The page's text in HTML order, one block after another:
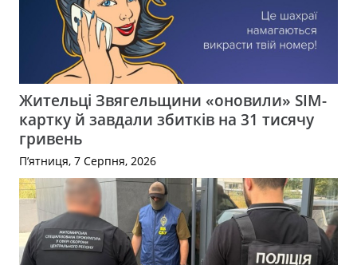
Жительці Звягельщини «оновили» SIM-
картку й завдали збитків на 31 тисячу
гривень
П’ятниця, 7 Серпня, 2026